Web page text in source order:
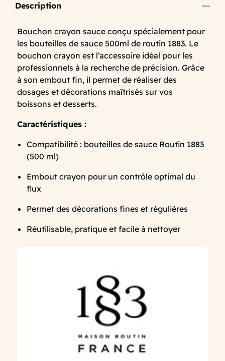
Description
Bouchon crayon sauce conçu spécialement pour
les bouteilles de sauce 500ml de routin 1883. Le
bouchon crayon est l’accessoire idéal pour les
professionnels à la recherche de précision. Grâce
à son embout fin, il permet de réaliser des
dosages et décorations maîtrisés sur vos
boissons et desserts.
Caractéristiques :
Compatibilité : bouteilles de sauce Routin 1883
(500 ml)
Embout crayon pour un contrôle optimal du
flux
Permet des décorations fines et régulières
Réutilisable, pratique et facile à nettoyer